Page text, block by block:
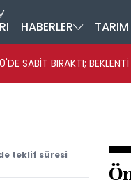
HABERLER TARIM
SABİT BIRAKTI;
teklif süresi